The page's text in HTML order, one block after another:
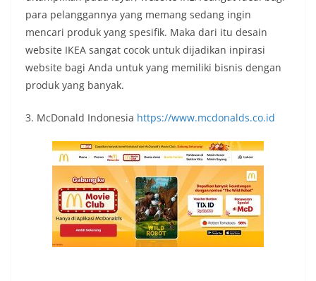
para pelanggannya yang memang sedang ingin
mencari produk yang spesifik. Maka dari itu desain
website IKEA sangat cocok untuk dijadikan inpirasi
website bagi Anda untuk yang memiliki bisnis dengan
produk yang banyak.
3. McDonald Indonesia https://www.mcdonalds.co.id